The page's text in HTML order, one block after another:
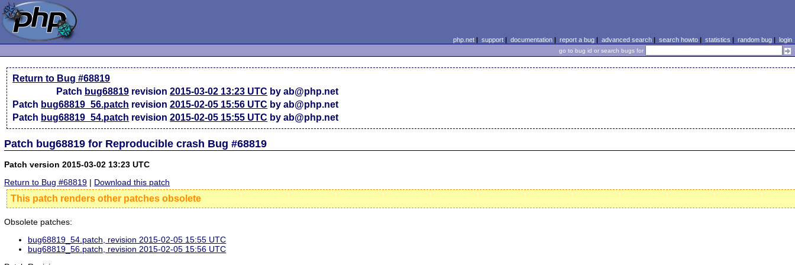
php.net| support| documentation| report a bug| advanced search| search howto| statistics | random bug| login
go to bug id or search bugs for
Return to Bug #68819
Patch bug68819 revision2015-03-02 13:23 UTC by ab@php.net
Patch bug68819_56.patch revision2015-02-05 15:56 UTC by ab@php.net
Patch bug68819_54.patch revision2015-02-05 15:55 UTC by ab@php.net
Patch bug68819 for Reproducible crash Bug #68819
Patch version 2015-03-02 13:23 UTC
Return to Bug #68819 | Download this patch
This patch renders other patches obsolete
Obsolete patches:
bug68819_54.patch, revision 2015-02-05 15:55 UTC
bug68819_56.patch, revision 2015-02-05 15:56 UTC